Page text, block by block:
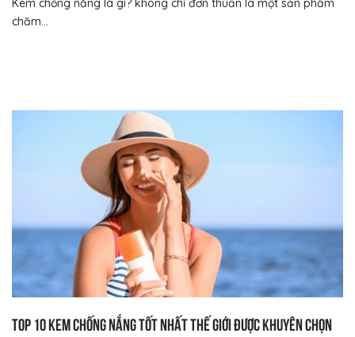
Kem chống nắng là gì? không chỉ đơn thuần là một sản phẩm
chăm...
Top 10 kem chống nắng tốt nhất thế giới được khuyên chọn